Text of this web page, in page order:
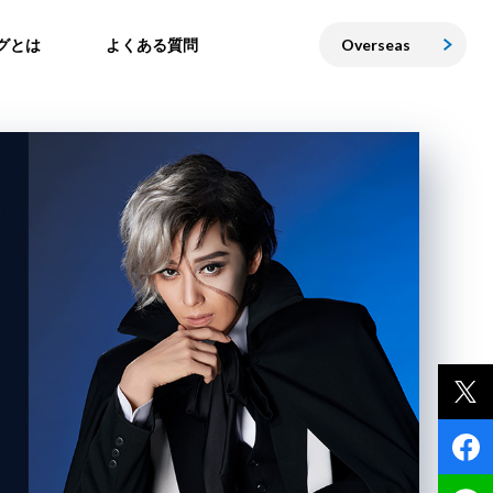
とは よくある質問 Overseas